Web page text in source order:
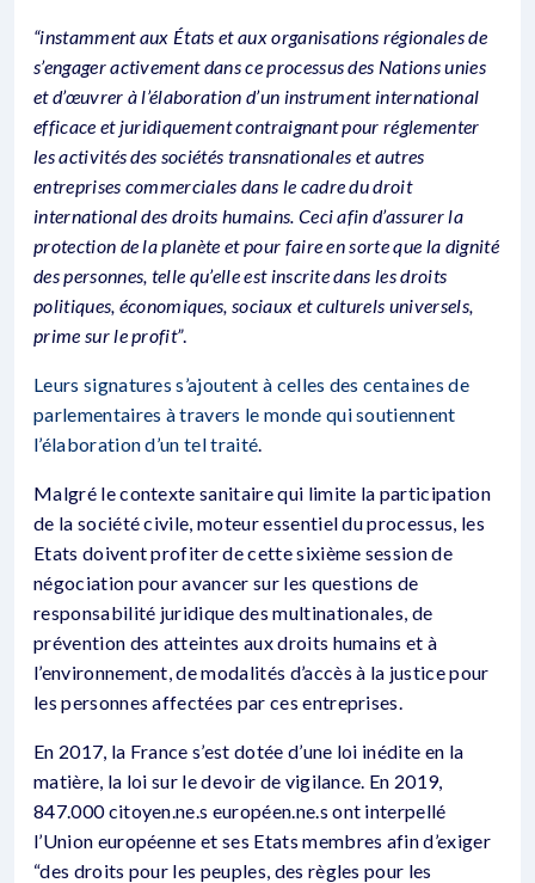
“instamment aux États et aux organisations régionales de
s’engager activement dans ce processus des Nations unies
et d’œuvrer à l’élaboration d’un instrument international
efficace et juridiquement contraignant pour réglementer
les activités des sociétés transnationales et autres
entreprises commerciales dans le cadre du droit
international des droits humains. Ceci afin d’assurer la
protection de la planète et pour faire en sorte que la dignité
des personnes, telle qu’elle est inscrite dans les droits
politiques, économiques, sociaux et culturels universels,
prime sur le profit”.
Leurs signatures s’ajoutent à celles des centaines de
parlementaires à travers le monde qui soutiennent
l’élaboration d’un tel traité.
Malgré le contexte sanitaire qui limite la participation
de la société civile, moteur essentiel du processus, les
Etats doivent profiter de cette sixième session de
négociation pour avancer sur les questions de
responsabilité juridique des multinationales, de
prévention des atteintes aux droits humains et à
l’environnement, de modalités d’accès à la justice pour
les personnes affectées par ces entreprises.
En 2017, la France s’est dotée d’une loi inédite en la
matière, la loi sur le devoir de vigilance. En 2019,
847.000 citoyen.ne.s européen.ne.s ont interpellé
l’Union européenne et ses Etats membres afin d’exiger
“des droits pour les peuples, des règles pour les